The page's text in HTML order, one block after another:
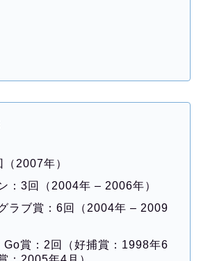
2007年）
：3回（2004年 – 2006年）
ラブ賞：6回（2004年 – 2009
Go賞：2回（好捕賞：1998年6